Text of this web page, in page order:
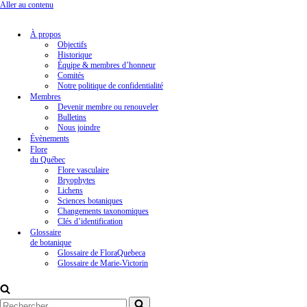
Aller au contenu
À propos
Objectifs
Historique
Équipe & membres d’honneur
Comités
Notre politique de confidentialité
Membres
Devenir membre ou renouveler
Bulletins
Nous joindre
Évènements
Flore
du Québec
Flore vasculaire
Bryophytes
Lichens
Sciences botaniques
Changements taxonomiques
Clés d’identification
Glossaire
de botanique
Glossaire de FloraQuebeca
Glossaire de Marie-Victorin
Rechercher...